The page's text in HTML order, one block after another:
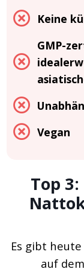
Keine
GMP-
Vegan
Top
Es gibt
auf